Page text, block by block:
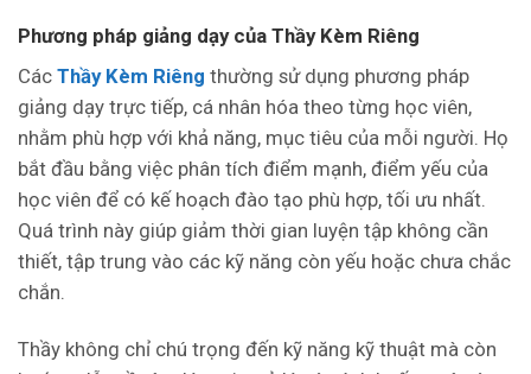
Phương pháp giảng dạy của Thầy Kèm Riêng
Các Thầy Kèm Riêng thường sử dụng phương pháp
giảng dạy trực tiếp, cá nhân hóa theo từng học viên,
nhằm phù hợp với khả năng, mục tiêu của mỗi người. Họ
bắt đầu bằng việc phân tích điểm mạnh, điểm yếu của
học viên để có kế hoạch đào tạo phù hợp, tối ưu nhất.
Quá trình này giúp giảm thời gian luyện tập không cần
thiết, tập trung vào các kỹ năng còn yếu hoặc chưa chắc
chắn.
Thầy không chỉ chú trọng đến kỹ năng kỹ thuật mà còn